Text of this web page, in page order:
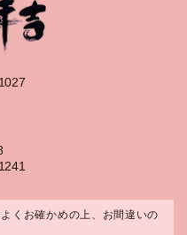
くお確かめの上、お間違いの